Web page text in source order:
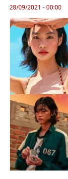
28/09/2021 - 00:00